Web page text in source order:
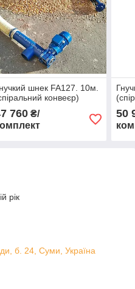
шнек FA127. 10м.
конвеєр)
760₴/
50
рік
б. 24, Суми, Україна